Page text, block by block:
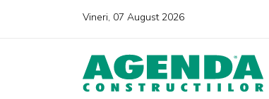
Vineri, 07 August 2026